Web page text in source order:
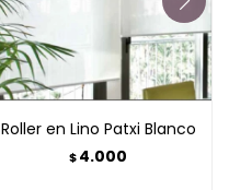
Roller en Lino Patxi Blanco
$4.000